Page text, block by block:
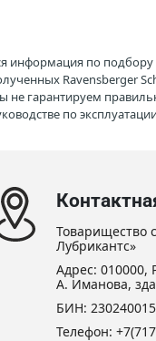
информация по
Ravensberger
не гарантируем
по
Товарищество
Лубрикантс»
Адрес: 010000,
А. Иманова,
БИН:
Телефон: